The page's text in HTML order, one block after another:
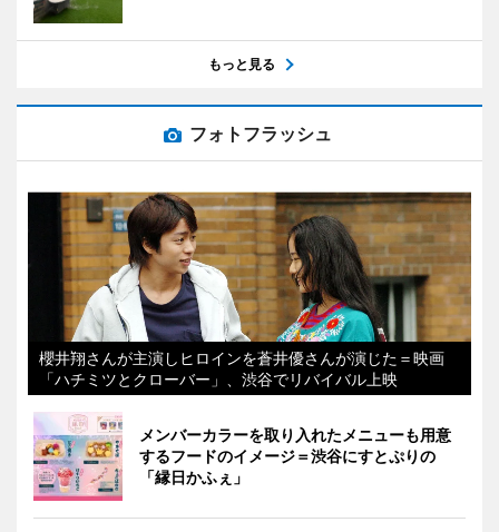
もっと見る
フォトフラッシュ
櫻井翔さんが主演しヒロインを蒼井優さんが演じた＝映画
「ハチミツとクローバー」、渋谷でリバイバル上映
メンバーカラーを取り入れたメニューも用意
するフードのイメージ＝渋谷にすとぷりの
「縁日かふぇ」